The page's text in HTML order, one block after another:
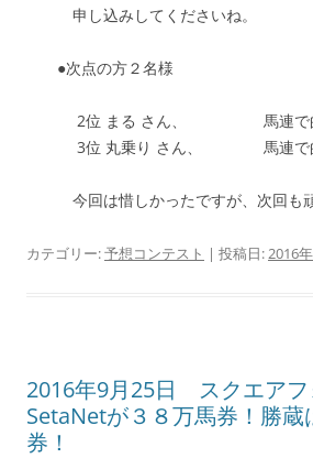
申し込みしてくださいね。
●次点の方２名様
2位 まる さん、 馬連で
3位 丸乗り さん、 馬連で
今回は惜しかったですが、次回も頑
カテゴリー:予想コンテスト | 投稿日: 2016
2016年9月25日 スクエアフ
SetaNetが３８万馬券！勝蔵
券！